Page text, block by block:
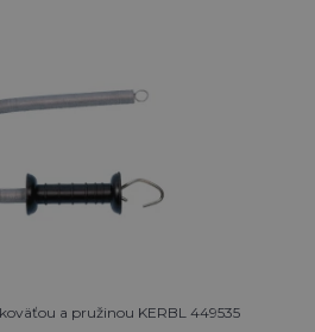
a pružinou KERBL 449535